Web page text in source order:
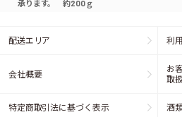
承ります。 約200ｇ
配送エリア 利
会社概要
お
取
特定商取引法に基づく表示 酒